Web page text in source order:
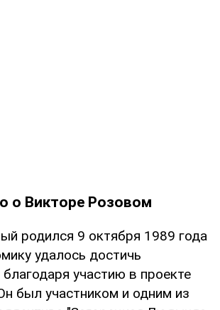
о Викторе Розовом
родился 9 октября 1989 года
удалось достичь
участию в проекте
был участником и одним из